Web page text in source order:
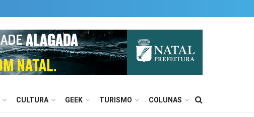
CULTURA GEEK TURISMO COLUNAS